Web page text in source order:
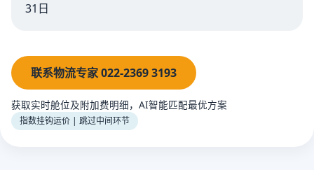
31日
联系物流专家 022-2369 3193
获取实时舱位及附加费明细，AI智能匹配最优方案
指数挂钩运价 | 跳过中间环节